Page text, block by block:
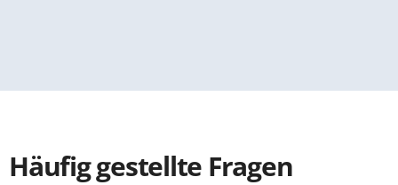
Häufig gestellte Fragen